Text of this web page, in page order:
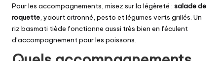
Pour les accompagnements, misez sur la légèreté : salade de
roquette, yaourt citronné, pesto et légumes verts grillés. Un
riz basmati tiède fonctionne aussi très bien en féculent
d’accompagnement pour les poissons.